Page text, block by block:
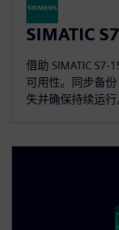
SIMATIC
借助 SIMATIC S7-
可用性。同步备
失并确保持续运行